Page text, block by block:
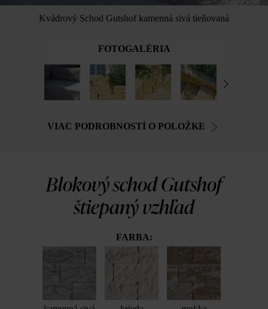
Kvádrový Schod Gutshof kamenná sivá tieňovaná
FOTOGALÉRIA
VIAC PODROBNOSTÍ O POLOŽKE
Blokový schod Gutshof
štiepaný vzhľad
FARBA: